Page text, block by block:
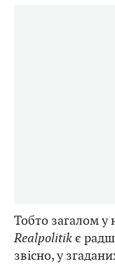
Тобто загалом у
Realpolitikє
звісно, у